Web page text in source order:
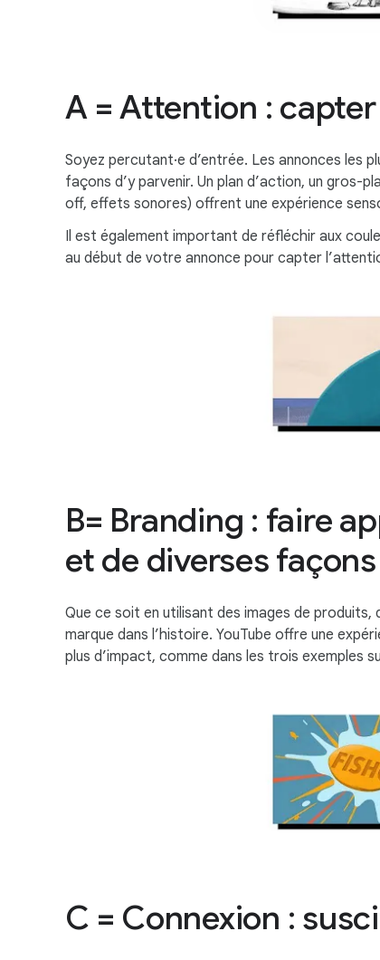
A = Attention :
Soyez percutant·e d’entrée. Les annonces les
façons d’y parvenir. Un plan d’action, un gros-
off, effets sonores) offrent une expérience
Il est également important de réfléchir aux
au début de votre annonce pour capter
B= Branding : faire
et de diverses façons
Que ce soit en utilisant des images de produits,
marque dans l’histoire. YouTube offre une
plus d’impact, comme dans les trois exemples
C = Connexion :